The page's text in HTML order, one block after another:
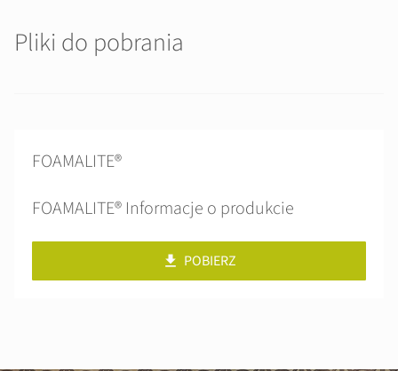
Pliki do pobrania
FOAMALITE®
FOAMALITE® Informacje o produkcie
POBIERZ